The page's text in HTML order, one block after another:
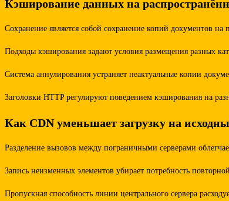
Кэширование данных на
Сохранение является собой сохранение копий документов
Подходы кэширования задают условия размещения разных
Система аннулирования устраняет неактуальные копии
Заголовки HTTP регулируют поведением кэширования на
Как CDN уменьшает загрузку на
Разделение вызовов между пограничными серверами
Запись неизменных элементов убирает потребность
Пропускная способность линии центрального сервера